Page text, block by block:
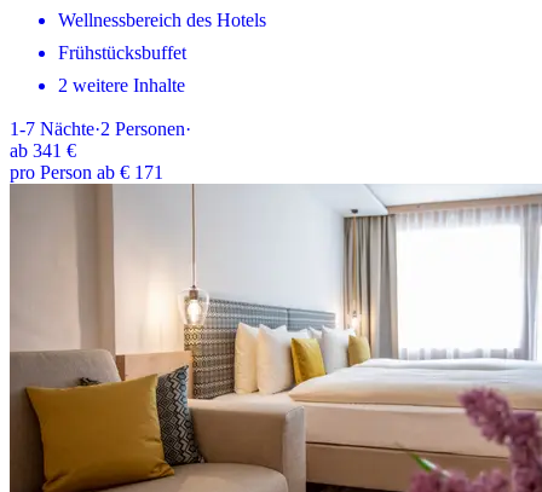
Wellnessbereich des Hotels
Frühstücksbuffet
2 weitere Inhalte
1-7 Nächte·2 Personen·
ab 341 €
pro Person ab € 171